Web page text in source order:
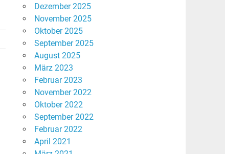
Dezember 2025
November 2025
Oktober 2025
September 2025
August 2025
März 2023
Februar 2023
November 2022
Oktober 2022
September 2022
Februar 2022
April 2021